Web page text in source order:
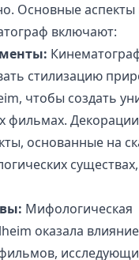
Основные аспекты
включают:
стилизацию
чтобы создать
фильмах.
основанные на
Мифологическая
оказала